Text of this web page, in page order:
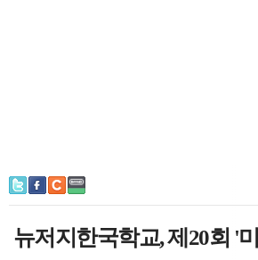
뉴저지한국학교, 제20회 '